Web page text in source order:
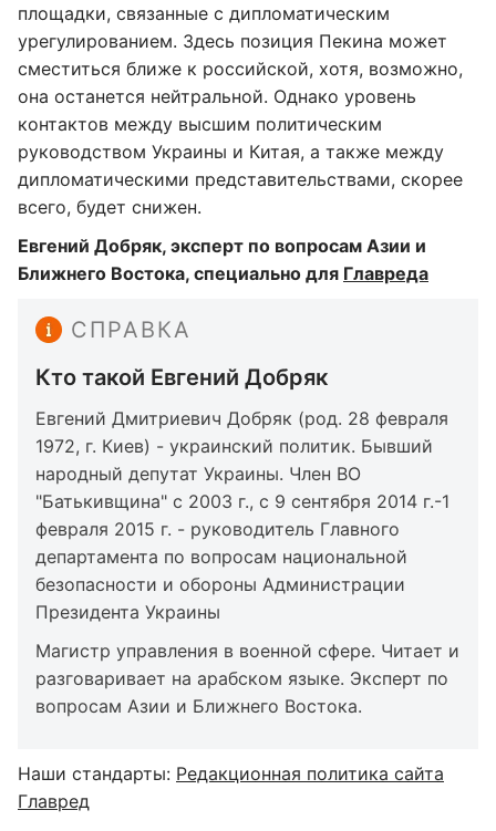
площадки, связанные с дипломатическим
урегулированием. Здесь позиция Пекина может
сместиться ближе к российской, хотя, возможно,
она останется нейтральной. Однако уровень
контактов между высшим политическим
руководством Украины и Китая, а также между
дипломатическими представительствами, скорее
всего, будет снижен.
Евгений Добряк, эксперт по вопросам Азии и
Ближнего Востока, специально для Главреда
СПРАВКА
Кто такой Евгений Добряк
Евгений Дмитриевич Добряк (род. 28 февраля
1972, г. Киев) - украинский политик. Бывший
народный депутат Украины. Член ВО
"Батькивщина" с 2003 г., с 9 сентября 2014 г.-1
февраля 2015 г. - руководитель Главного
департамента по вопросам национальной
безопасности и обороны Администрации
Президента Украины
Магистр управления в военной сфере. Читает и
разговаривает на арабском языке. Эксперт по
вопросам Азии и Ближнего Востока.
Наши стандарты: Редакционная политика сайта
Главред